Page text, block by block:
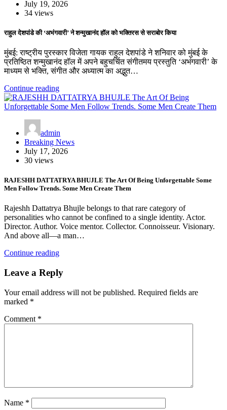
July 19, 2026
34 views
राहुल देशपांडे की ‘अभंगवारी’ ने शन्मुखानंद हॉल को भक्तिरस से सराबोर किया
मुंबई: राष्ट्रीय पुरस्कार विजेता गायक राहुल देशपांडे ने शनिवार को मुंबई के
प्रतिष्ठित शन्मुखानंद हॉल में अपने बहुचर्चित संगीतमय प्रस्तुति ‘अभंगवारी’ के
माध्यम से भक्ति, संगीत और अध्यात्म का अद्भुत…
Continue reading
admin
Breaking News
July 17, 2026
30 views
RAJESHH DATTATRYA BHUJLE The Art Of Being Unforgettable Some
Men Follow Trends. Some Men Create Them
Rajeshh Dattatrya Bhujle belongs to that rare category of
personalities who cannot be confined to a single identity. Actor.
Director. Author. Voice mentor. Collector. Connoisseur. Visionary.
And above all—a man…
Continue reading
Leave a Reply
Your email address will not be published. Required fields are
marked *
Comment *
Name *